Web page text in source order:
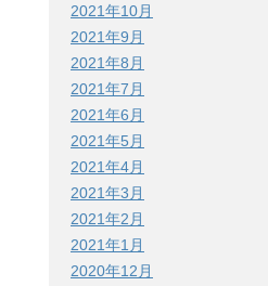
2021年10月
2021年9月
2021年8月
2021年7月
2021年6月
2021年5月
2021年4月
2021年3月
2021年2月
2021年1月
2020年12月